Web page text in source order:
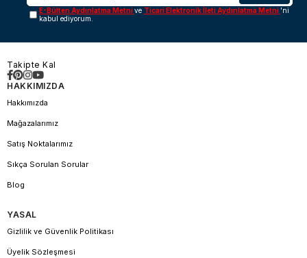
E-Bülten Aydınlatma Metnive Ticari Elektronik İleti Aydınlatma Metni 'ni
kabul ediyorum.
Takipte Kal
HAKKIMIZDA
Hakkımızda
Mağazalarımız
Satış Noktalarımız
Sıkça Sorulan Sorular
Blog
YASAL
Gizlilik ve Güvenlik Politikası
Üyelik Sözleşmesi